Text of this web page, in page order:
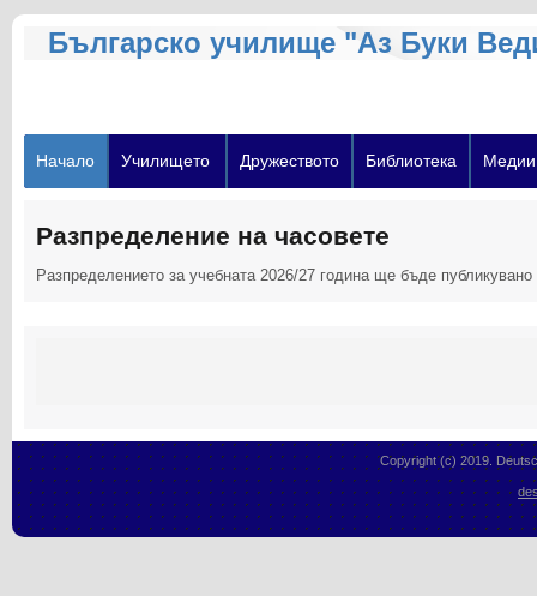
Българско училище "Аз Буки
Начало Училището Дружеството Библиотека Медии
Разпределение на часовете
Разпределението за учебната 2026/27 година ще бъде публикувано
Copyright (c) 2019.